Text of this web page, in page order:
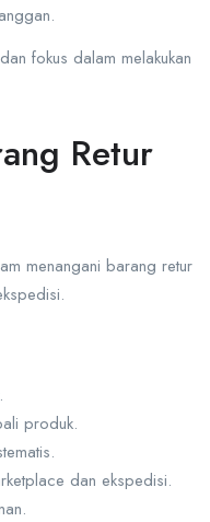
fokus dalam melakukan
Retur
menangani barang retur
produk.
dan ekspedisi.